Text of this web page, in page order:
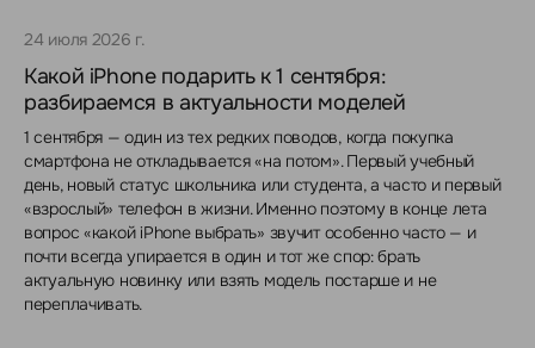
24 июля 2026 г.
Какой iPhone подарить к 1 сентября:
разбираемся в актуальности моделей
1 сентября — один из тех редких поводов, когда покупка
смартфона не откладывается «на потом». Первый учебный
день, новый статус школьника или студента, а часто и первый
«взрослый» телефон в жизни. Именно поэтому в конце лета
вопрос «какой iPhone выбрать» звучит особенно часто — и
почти всегда упирается в один и тот же спор: брать
актуальную новинку или взять модель постарше и не
переплачивать.